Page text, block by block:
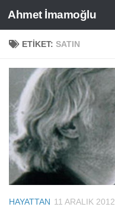
Skip to content
Ahmet İmamoğlu
ETIKET: SATIN
HAYATTAN 11 ARALIK 2012